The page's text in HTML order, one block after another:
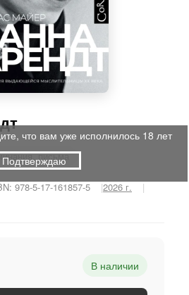
письма
978-5-17-161857-5
2026 г.
В наличии
что вам уже исполнилось 18 лет
Подтверждаю